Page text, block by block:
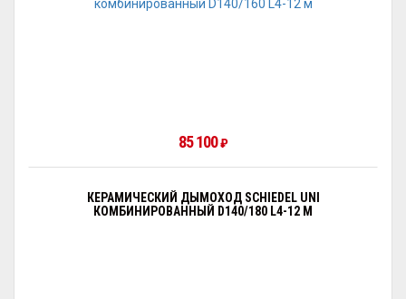
85 100₽
КЕРАМИЧЕСКИЙ ДЫМОХОД SCHIEDEL UNI
КОМБИНИРОВАННЫЙ D140/180 L4-12 М